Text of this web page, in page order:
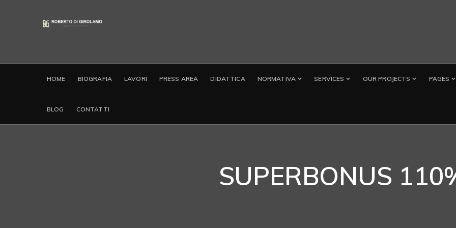
HOME BIOGRAFIA LAVORI PRESS AREA DIDATTICA NORMATIVA SERVICES OUR PROJECTS PAGES
BLOG CONTATTI
SUPERBONUS